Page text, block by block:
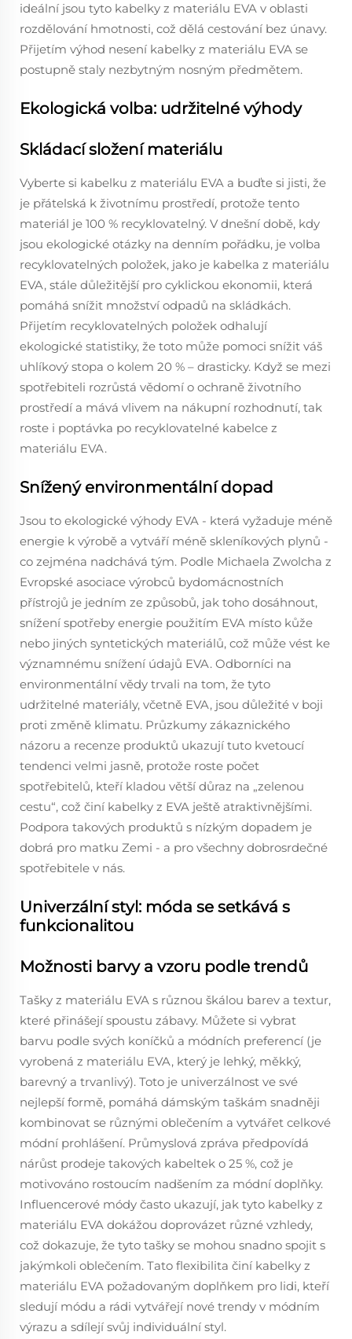
ideální jsou tyto kabelky z materiálu EVA v oblasti
rozdělování hmotnosti, což dělá cestování bez únavy.
Přijetím výhod nesení kabelky z materiálu EVA se
postupně staly nezbytným nosným předmětem.
Ekologická volba: udržitelné výhody
Skládací složení materiálu
Vyberte si kabelku z materiálu EVA a buďte si jisti, že
je přátelská k životnímu prostředí, protože tento
materiál je 100 % recyklovatelný. V dnešní době, kdy
jsou ekologické otázky na denním pořádku, je volba
recyklovatelných položek, jako je kabelka z materiálu
EVA, stále důležitější pro cyklickou ekonomii, která
pomáhá snížit množství odpadů na skládkách.
Přijetím recyklovatelných položek odhalují
ekologické statistiky, že toto může pomoci snížit váš
uhlíkový stopa o kolem 20 % – drasticky. Když se mezi
spotřebiteli rozrůstá vědomí o ochraně životního
prostředí a mává vlivem na nákupní rozhodnutí, tak
roste i poptávka po recyklovatelné kabelce z
materiálu EVA.
Snížený environmentální dopad
Jsou to ekologické výhody EVA - která vyžaduje méně
energie k výrobě a vytváří méně skleníkových plynů -
co zejména nadchává tým. Podle Michaela Zwolcha z
Evropské asociace výrobců bydomácnostních
přístrojů je jedním ze způsobů, jak toho dosáhnout,
snížení spotřeby energie použitím EVA místo kůže
nebo jiných syntetických materiálů, což může vést ke
významnému snížení údajů EVA. Odborníci na
environmentální vědy trvali na tom, že tyto
udržitelné materiály, včetně EVA, jsou důležité v boji
proti změně klimatu. Průzkumy zákaznického
názoru a recenze produktů ukazují tuto kvetoucí
tendenci velmi jasně, protože roste počet
spotřebitelů, kteří kladou větší důraz na „zelenou
cestu“, což činí kabelky z EVA ještě atraktivnějšími.
Podpora takových produktů s nízkým dopadem je
dobrá pro matku Zemi - a pro všechny dobrosrdečné
spotřebitele v nás.
Univerzální styl: móda se setkává s
funkcionalitou
Možnosti barvy a vzoru podle trendů
Tašky z materiálu EVA s různou škálou barev a textur,
které přinášejí spoustu zábavy. Můžete si vybrat
barvu podle svých koníčků a módních preferencí (je
vyrobená z materiálu EVA, který je lehký, měkký,
barevný a trvanlivý). Toto je univerzálnost ve své
nejlepší formě, pomáhá dámským taškám snadněji
kombinovat se různými oblečením a vytvářet celkové
módní prohlášení. Průmyslová zpráva předpovídá
nárůst prodeje takových kabeltek o 25 %, což je
motivováno rostoucím nadšením za módní doplňky.
Influencerové módy často ukazují, jak tyto kabelky z
materiálu EVA dokážou doprovázet různé vzhledy,
což dokazuje, že tyto tašky se mohou snadno spojit s
jakýmkoli oblečením. Tato flexibilita činí kabelky z
materiálu EVA požadovaným doplňkem pro lidi, kteří
sledují módu a rádi vytvářejí nové trendy v módním
výrazu a sdílejí svůj individuální styl.